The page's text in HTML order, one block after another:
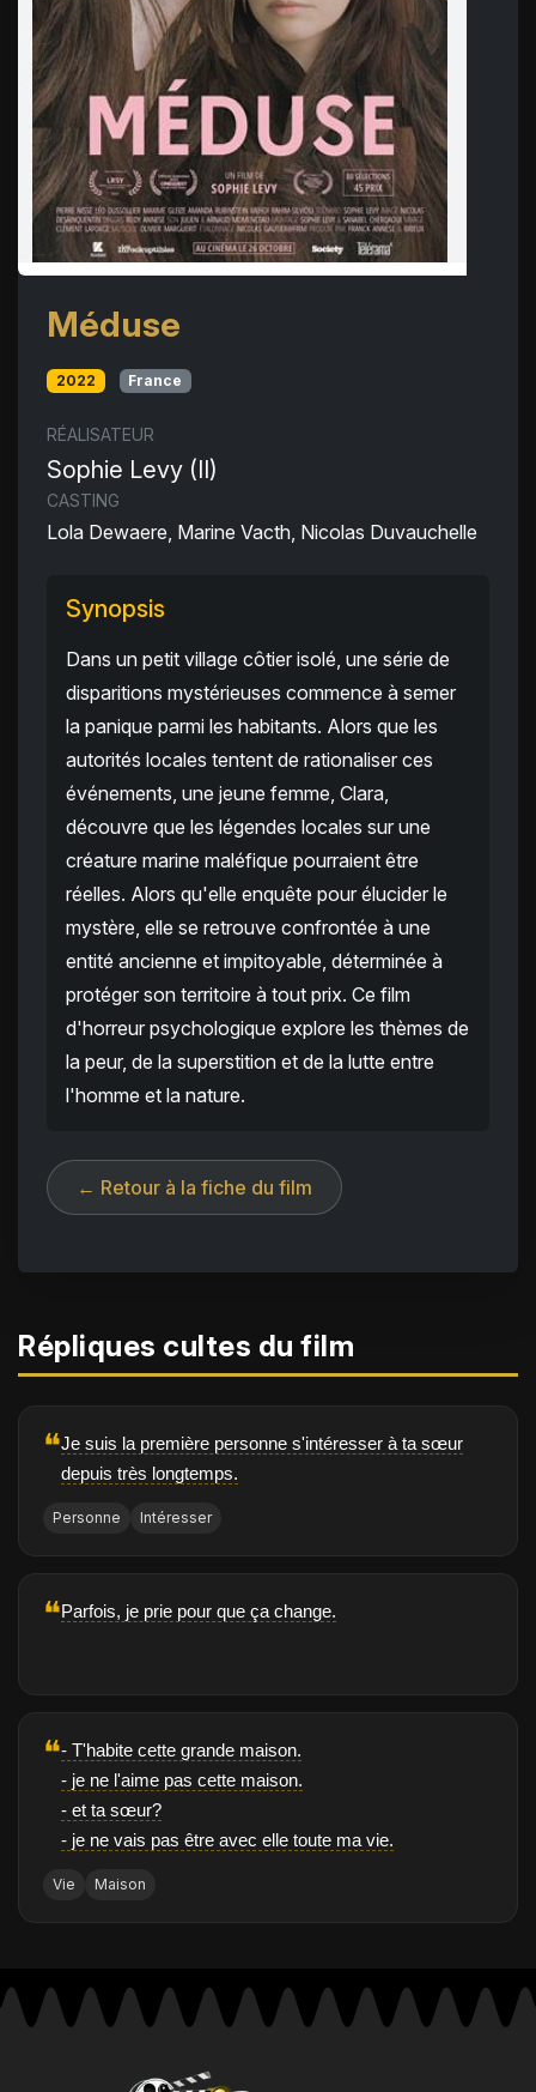
Méduse
2022 France
RÉALISATEUR
Sophie Levy (II)
CASTING
Lola Dewaere, Marine Vacth, Nicolas Duvauchelle
Synopsis
Dans un petit village côtier isolé, une série de
disparitions mystérieuses commence à semer
la panique parmi les habitants. Alors que les
autorités locales tentent de rationaliser ces
événements, une jeune femme, Clara,
découvre que les légendes locales sur une
créature marine maléfique pourraient être
réelles. Alors qu'elle enquête pour élucider le
mystère, elle se retrouve confrontée à une
entité ancienne et impitoyable, déterminée à
protéger son territoire à tout prix. Ce film
d'horreur psychologique explore les thèmes de
la peur, de la superstition et de la lutte entre
l'homme et la nature.
← Retour à la fiche du film
Répliques cultes du film
❝Je suis la première personne s'intéresser à ta sœur
depuis très longtemps.
Personne Intéresser
❝Parfois, je prie pour que ça change.
❝- T'habite cette grande maison.
- je ne l'aime pas cette maison.
- et ta sœur?
- je ne vais pas être avec elle toute ma vie.
Vie Maison